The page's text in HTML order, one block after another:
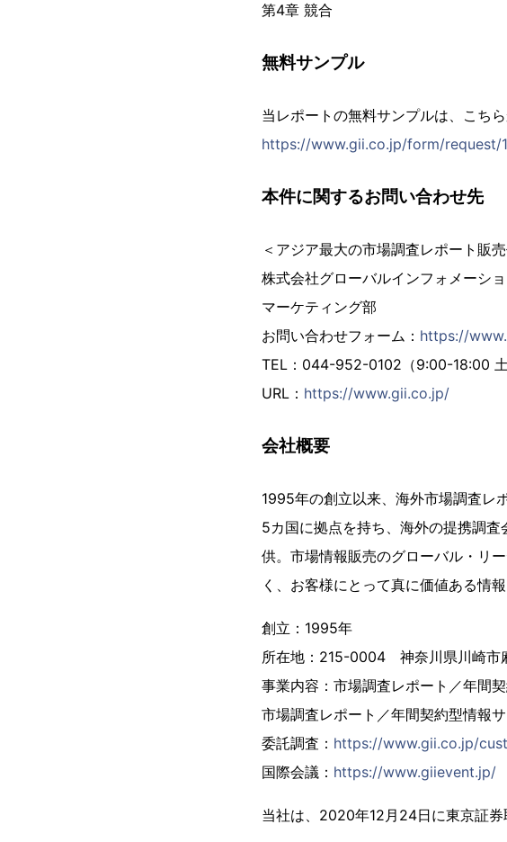
第4章 競合
無料サンプル
当レポートの無料サンプルは、こち
https://www.gii.co.jp/form/request/
本件に関するお問い合わせ先
＜アジア最大の市場調査レポート販
株式会社グローバルインフォメーシ
マーケティング部
お問い合わせフォーム： https://
TEL：044-952-0102（9:00-18:00 土
URL： https://www.gii.co.jp/
会社概要
1995年の創立以来、海外市場調査レ
5カ国に拠点を持ち、海外の提携調
供。市場情報販売のグローバル・リ
く、お客様にとって真に価値ある情
創立：1995年
所在地：215-0004 神奈川県川崎
事業内容：市場調査レポート／年間
市場調査レポート／年間契約型情報サ
委託調査： https://www.gii.co.jp/
国際会議： https://www.giievent.jp/
当社は、2020年12月24日に東京証券